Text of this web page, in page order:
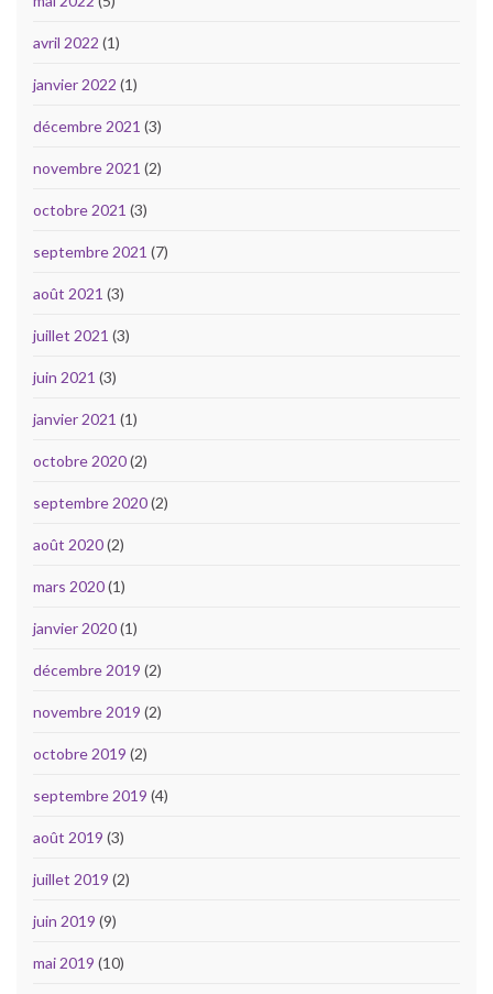
avril 2022 (1)
janvier 2022 (1)
décembre 2021 (3)
novembre 2021 (2)
octobre 2021 (3)
septembre 2021 (7)
août 2021 (3)
juillet 2021 (3)
juin 2021 (3)
janvier 2021 (1)
octobre 2020(2)
septembre 2020(2)
août 2020(2)
mars 2020(1)
janvier 2020(1)
décembre 2019 (2)
novembre 2019 (2)
octobre 2019 (2)
septembre 2019 (4)
août 2019 (3)
juillet 2019 (2)
juin 2019 (9)
mai 2019 (10)